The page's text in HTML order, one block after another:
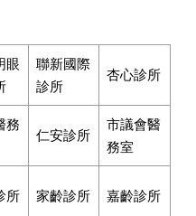
眼
聯新國際
診所
杏心診所
務
仁安診所
市議會醫
務室
所 家齡診所 嘉齡診所